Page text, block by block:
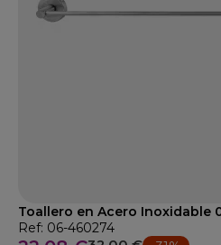
Toallero en Acero Inoxidable
Ref: 06-460274